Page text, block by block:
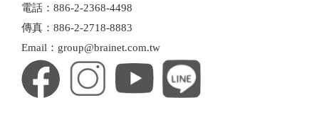
電話：886-2-2368-4498
傳真：886-2-2718-8883
Email：group@brainet.com.tw